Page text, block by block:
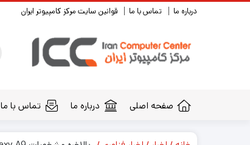
درباره ما تماس با ما قوانین سایت مرکز کامپیوتر ایران
صفحه اصلی درباره ما تماس با ما